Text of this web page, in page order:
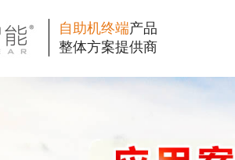
自助机终端产品
整体方案提供商